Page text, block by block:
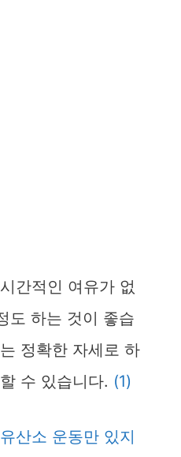
간적인 여유가 없
도 하는 것이 좋습
정확한 자세로 하
수 있습니다. (1)
산소 운동만 있지